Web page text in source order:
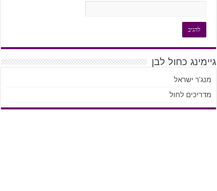
גיימינג כחול לבן
מנג'ר ישראל
מדריכים לחול